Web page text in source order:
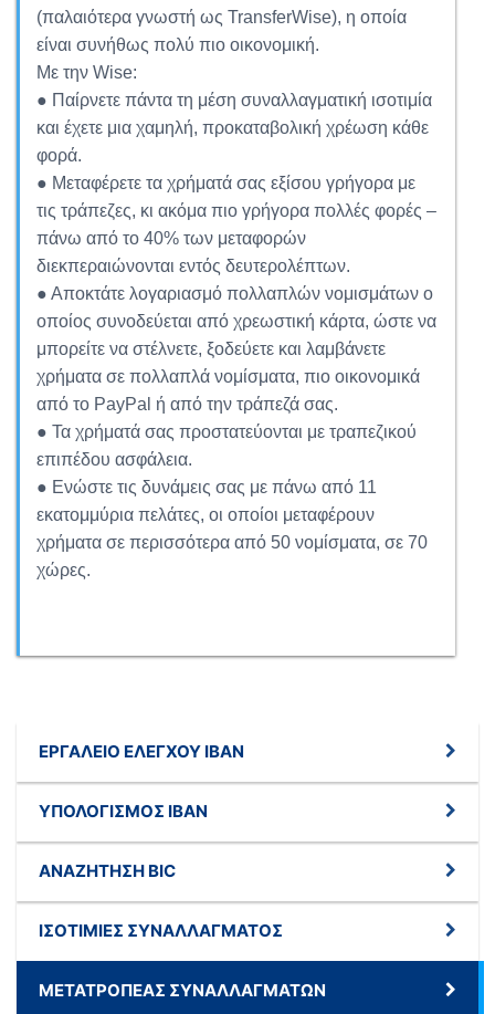
(παλαιότερα γνωστή ως TransferWise), η οποία
είναι συνήθως πολύ πιο οικονομική.
Με την Wise:
● Παίρνετε πάντα τη μέση συναλλαγματική ισοτιμία
και έχετε μια χαμηλή, προκαταβολική χρέωση κάθε
φορά.
● Μεταφέρετε τα χρήματά σας εξίσου γρήγορα με
τις τράπεζες, κι ακόμα πιο γρήγορα πολλές φορές –
πάνω από το 40% των μεταφορών
διεκπεραιώνονται εντός δευτερολέπτων.
● Αποκτάτε λογαριασμό πολλαπλών νομισμάτων ο
οποίος συνοδεύεται από χρεωστική κάρτα, ώστε να
μπορείτε να στέλνετε, ξοδεύετε και λαμβάνετε
χρήματα σε πολλαπλά νομίσματα, πιο οικονομικά
από το PayPal ή από την τράπεζά σας.
● Τα χρήματά σας προστατεύονται με τραπεζικού
επιπέδου ασφάλεια.
● Ενώστε τις δυνάμεις σας με πάνω από 11
εκατομμύρια πελάτες, οι οποίοι μεταφέρουν
χρήματα σε περισσότερα από 50 νομίσματα, σε 70
χώρες.
ΕΡΓΑΛΕΊΟ ΕΛΈΓΧΟΥ IBAN
ΥΠΟΛΟΓΙΣΜΌΣ IBAN
ΑΝΑΖΉΤΗΣΗ BIC
ΙΣΟΤΙΜΊΕΣ ΣΥΝΑΛΛΆΓΜΑΤΟΣ
ΜΕΤΑΤΡΟΠΈΑΣ ΣΥΝΑΛΛΑΓΜΆΤΩΝ